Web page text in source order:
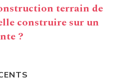
terrain de
construire sur un
?